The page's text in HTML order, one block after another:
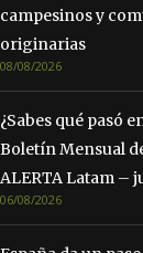
campesinos y
originarias
08/08/2026
¿Sabes qué pasó
Boletín Mensual
ALERTA Latam –
06/08/2026